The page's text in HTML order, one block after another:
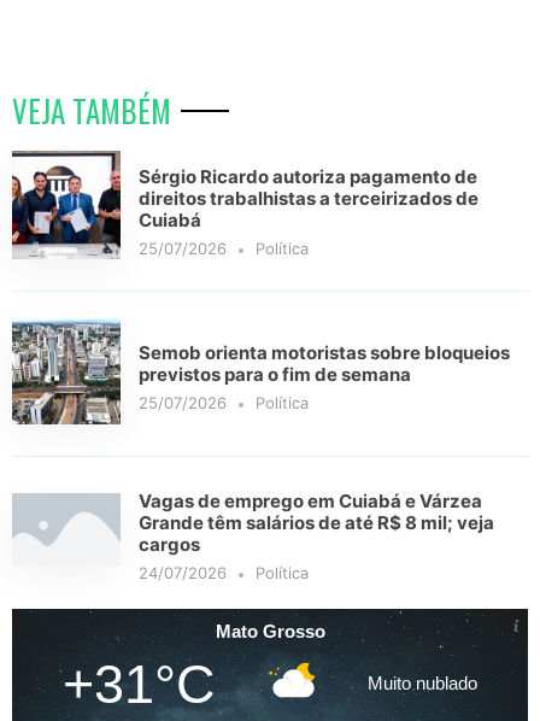
VEJA TAMBÉM
Sérgio Ricardo autoriza pagamento de
direitos trabalhistas a terceirizados de
Cuiabá
25/07/2026 Política
Semob orienta motoristas sobre bloqueios
previstos para o fim de semana
25/07/2026 Política
Vagas de emprego em Cuiabá e Várzea
Grande têm salários de até R$ 8 mil; veja
cargos
24/07/2026 Política
Mato Grosso
+31°C Muito nublado